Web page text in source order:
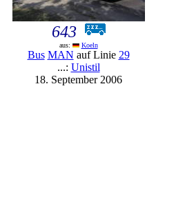
643
aus: Koeln
Bus MAN auf Linie 29
...: Unistil
18. September 2006